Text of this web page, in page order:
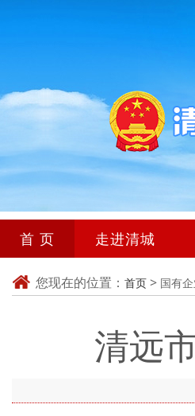
首 页 走进清城
您现在的位置： 首页 > 国有
清远